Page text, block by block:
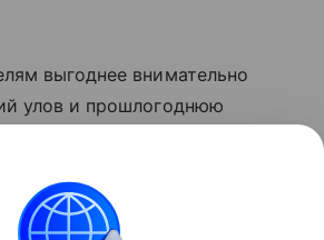
выгоднее внимательно
улов и прошлогоднюю
заметно дороже остатков